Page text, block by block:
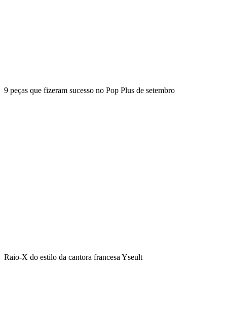
9 peças que fizeram sucesso no Pop Plus de setembro
Raio-X do estilo da cantora francesa Yseult